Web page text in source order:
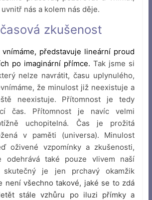
nás a kolem nás děje.
zkušenost
představuje lineární proud
po imaginární přímce.Tak jsme si
nelze navrátit, času uplynulého,
že minulost již neexistuje a
neexistuje. Přítomnost je tedy
čas. Přítomnost je navíc velmi
uchopitelná. Čas je prožitá
v paměti (universa). Minulost
oživené vzpomínky a zkušenosti,
odehrává také pouze vlivem naší
skutečný je jen prchavý okamžik
není všechno takové, jaké se to zdá
stále vzhůru po iluzi přímky a